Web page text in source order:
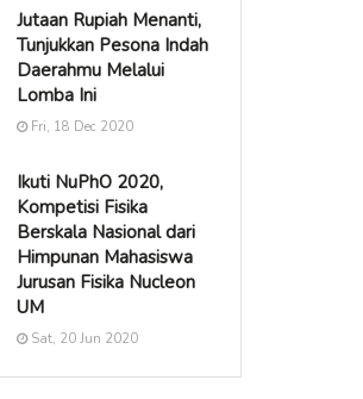
Jutaan Rupiah Menanti,
Tunjukkan Pesona Indah
Daerahmu Melalui
Lomba Ini
Fri, 18 Dec 2020
Ikuti NuPhO 2020,
Kompetisi Fisika
Berskala Nasional dari
Himpunan Mahasiswa
Jurusan Fisika Nucleon
UM
Sat, 20 Jun 2020